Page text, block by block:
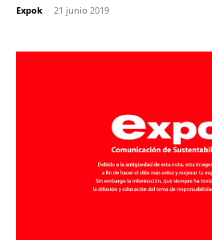
Expok - 21 junio 2019